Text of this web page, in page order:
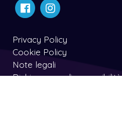
Privacy Policy
Cookie Policy
Note legali
Dichiarazone di accessibilità